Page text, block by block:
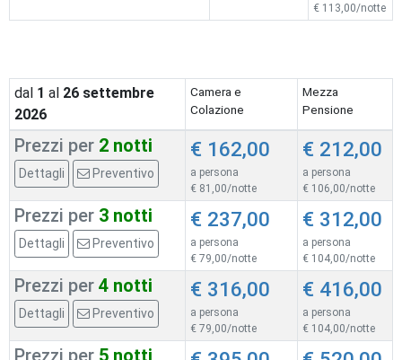
€ 113,00/notte
dal 1 al 26settembre
2026
Camera e
Colazione
Mezza
Pensione
Prezzi per 2 notti
Dettagli Preventivo
€ 162,00
a persona
€ 81,00/notte
€ 212,00
a persona
€ 106,00/notte
Prezzi per 3 notti
Dettagli Preventivo
€ 237,00
a persona
€ 79,00/notte
€ 312,00
a persona
€ 104,00/notte
Prezzi per 4 notti
Dettagli Preventivo
€ 316,00
a persona
€ 79,00/notte
€ 416,00
a persona
€ 104,00/notte
Prezzi per 5 notti